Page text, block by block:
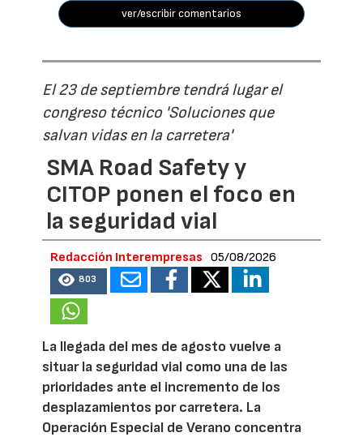
ver/escribir comentarios
El 23 de septiembre tendrá lugar el
congreso técnico 'Soluciones que
salvan vidas en la carretera'
SMA Road Safety y
CITOP ponen el foco en
la seguridad vial
Redacción Interempresas 05/08/2026
803
La llegada del mes de agosto vuelve a
situar la seguridad vial como una de las
prioridades ante el incremento de los
desplazamientos por carretera. La
Operación Especial de Verano concentra